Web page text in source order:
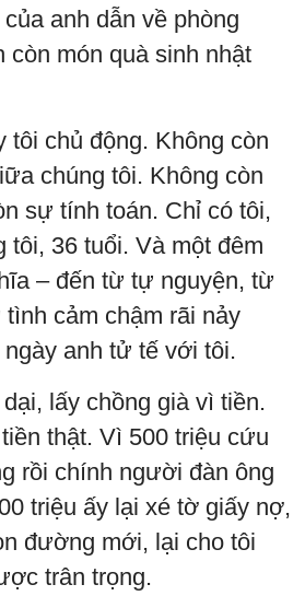
anh dẫn về phòng
món quà sinh nhật
tôi chủ động. Không còn
chúng tôi. Không còn
sự tính toán. Chỉ có tôi,
tôi, 36 tuổi. Và một đêm
– đến từ tự nguyện, từ
cảm chậm rãi nảy
anh tử tế với tôi.
lấy chồng già vì tiền.
thật. Vì 500 triệu cứu
rồi chính người đàn ông
triệu ấy lại xé tờ giấy nợ,
đường mới, lại cho tôi
trân trọng.